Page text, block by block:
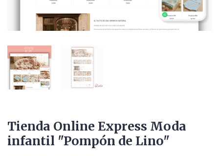
Tienda Online Express Moda
infantil "Pompón de Lino"